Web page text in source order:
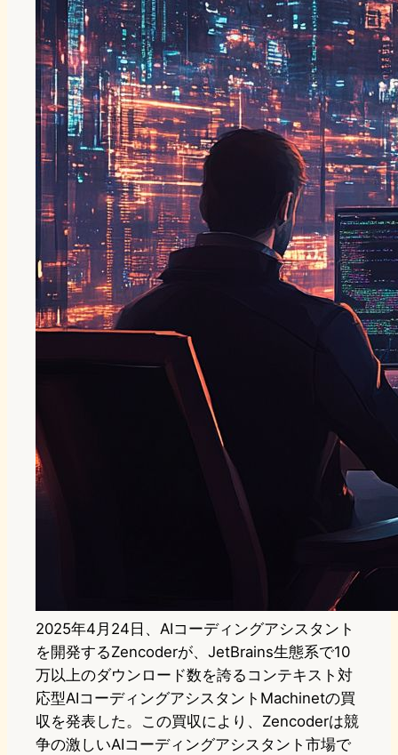
2025年4月24日、AIコーディングアシスタント
を開発するZencoderが、JetBrains生態系で10
万以上のダウンロード数を誇るコンテキスト対
応型AIコーディングアシスタントMachinetの買
収を発表した。この買収により、Zencoderは競
争の激しいAIコーディングアシスタント市場で